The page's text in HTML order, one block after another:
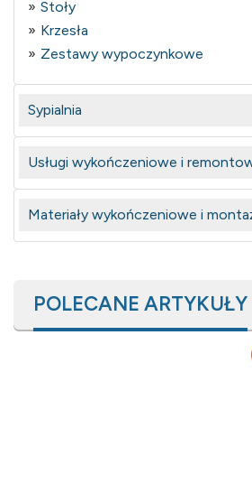
Stoły
Krzesła
Zestawy wypoczynkowe
Sypialnia
Usługi wykończeniowe i
Materiały wykończeniowe i
POLECANE ARTYKUŁY